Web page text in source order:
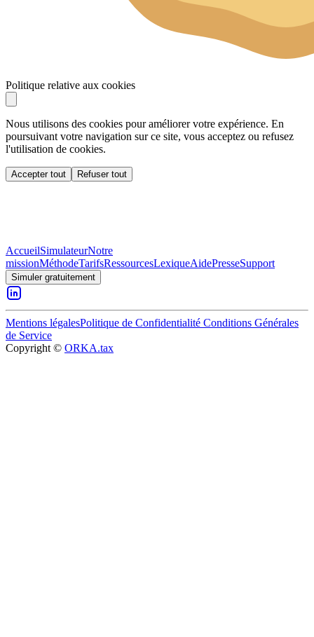
Politique relative aux cookies
Nous utilisons des cookies pour améliorer votre expérience. En
poursuivant votre navigation sur ce site, vous acceptez ou refusez
l'utilisation de cookies.
Accepter tout Refuser tout
AccueilSimulateurNotre
missionMéthodeTarifsRessourcesLexiqueAidePresseSupport
Simuler gratuitement
Mentions légalesPolitique de Confidentialité Conditions Générales
de Service
Copyright © ORKA.tax